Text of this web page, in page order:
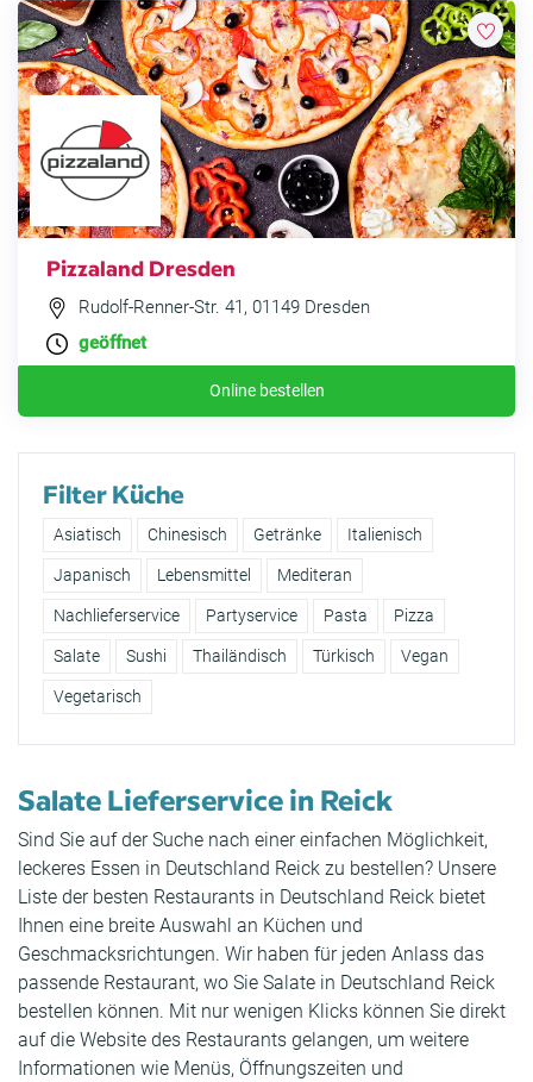
Pizzaland Dresden
Rudolf-Renner-Str. 41, 01149 Dresden
geöffnet
Online bestellen
Filter Küche
Asiatisch Chinesisch Getränke Italienisch
Japanisch Lebensmittel Mediteran
Nachlieferservice Partyservice Pasta Pizza
Salate Sushi Thailändisch Türkisch Vegan
Vegetarisch
Salate Lieferservice in Reick
Sind Sie auf der Suche nach einer einfachen Möglichkeit,
leckeres Essen in Deutschland Reick zu bestellen? Unsere
Liste der besten Restaurants in Deutschland Reick bietet
Ihnen eine breite Auswahl an Küchen und
Geschmacksrichtungen. Wir haben für jeden Anlass das
passende Restaurant, wo Sie Salate in Deutschland Reick
bestellen können. Mit nur wenigen Klicks können Sie direkt
auf die Website des Restaurants gelangen, um weitere
Informationen wie Menüs, Öffnungszeiten und